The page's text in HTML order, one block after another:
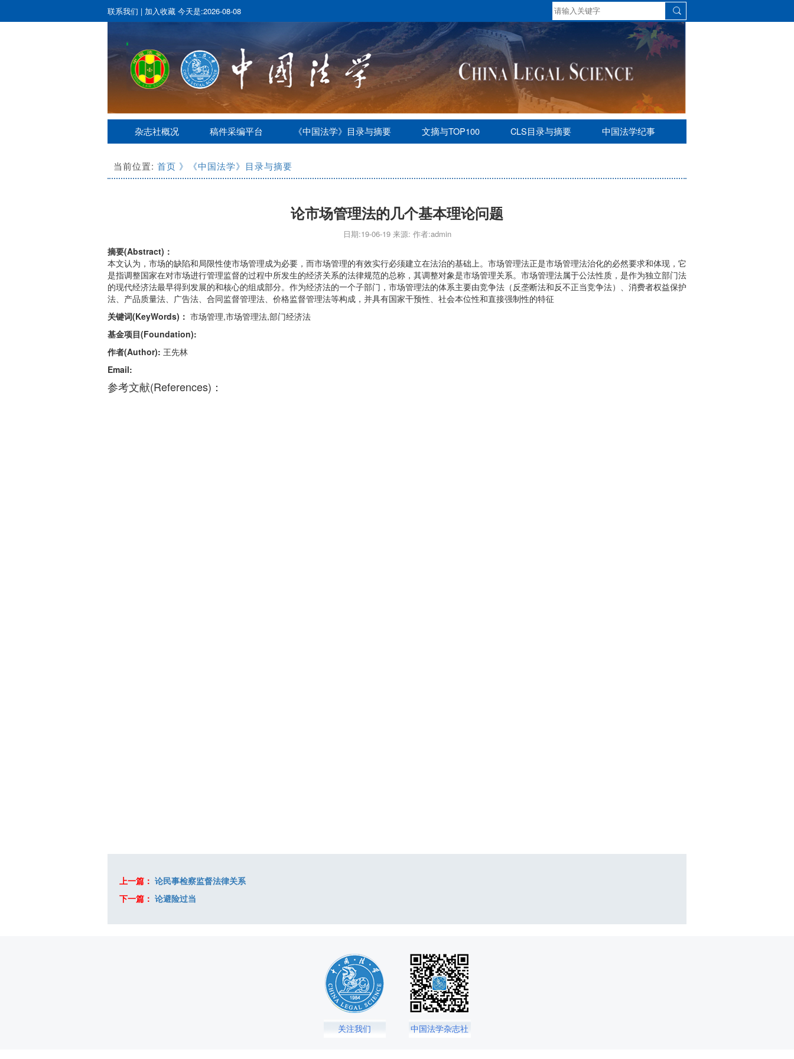
联系我们 | 加入收藏 今天是:2026-08-08
杂志社概况 稿件采编平台 《中国法学》目录与摘要 文摘与TOP100 CLS目录与摘要 中国法学纪事
当前位置: 首页 》《中国法学》目录与摘要
论市场管理法的几个基本理论问题
日期:19-06-19 来源: 作者:admin
摘要(Abstract)：
本文认为，市场的缺陷和局限性使市场管理成为必要，而市场管理的有效实行必须建立在法治的基础上。市场管理法正是市场管理法治化的必然要求和体现，它
是指调整国家在对市场进行管理监督的过程中所发生的经济关系的法律规范的总称，其调整对象是市场管理关系。市场管理法属于公法性质，是作为独立部门法
的现代经济法最早得到发展的和核心的组成部分。作为经济法的一个子部门，市场管理法的体系主要由竞争法（反垄断法和反不正当竞争法）、消费者权益保护
法、产品质量法、广告法、合同监督管理法、价格监督管理法等构成，并具有国家干预性、社会本位性和直接强制性的特征
关键词(KeyWords)： 市场管理,市场管理法,部门经济法
基金项目(Foundation):
作者(Author): 王先林
Email:
参考文献(References)：
上一篇： 论民事检察监督法律关系
下一篇： 论避险过当
关注我们 中国法学杂志社